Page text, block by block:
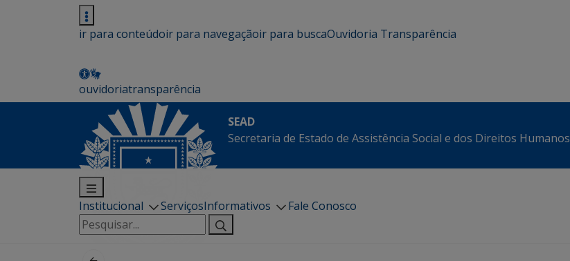
ir para conteúdoir para navegaçãoir para buscaOuvidoria Transparência
ouvidoriatransparência
SEAD
Secretaria de Estado de Assistência Social e dos Direitos Humanos
Institucional ServiçosInformativos
Fale Conosco
Pesquisar
por: